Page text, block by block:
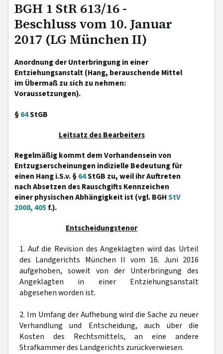
BGH 1 StR 613/16 -
Beschluss vom 10. Januar
2017 (LG München II)
Anordnung der Unterbringung in einer
Entziehungsanstalt (Hang, berauschende Mittel
im Übermaß zu sich zu nehmen:
Voraussetzungen).
§64StGB
Leitsatz des Bearbeiters
Regelmäßig kommt dem Vorhandensein von
Entzugserscheinungen indizielle Bedeutung für
einen Hang i.S.v. §64StGB zu, weil ihr Auftreten
nach Absetzen des Rauschgifts Kennzeichen
einer physischen Abhängigkeit ist (vgl. BGHStV
2008, 405f.).
Entscheidungstenor
1. Auf die Revision des Angeklagten wird das Urteil
des Landgerichts München II vom 16. Juni 2016
aufgehoben, soweit von der Unterbringung des
Angeklagten in einer Entziehungsanstalt
abgesehen worden ist.
2. Im Umfang der Aufhebung wird die Sache zu neuer
Verhandlung und Entscheidung, auch über die
Kosten des Rechtsmittels, an eine andere
Strafkammer des Landgerichts zurückverwiesen.